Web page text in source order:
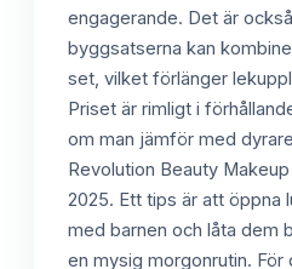
engagerande. Det är
byggsatserna kan
set, vilket förlänger
Priset är rimligt i
om man jämför med
Revolution Beauty
2025. Ett tips är att öppna
med barnen och låta dem
en mysig morgonrutin. För